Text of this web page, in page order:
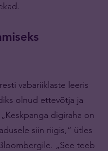
vabariiklaste leeris
olnud ettevõtja ja
digiraha on
siin riigis,“ ütles
„See teeb